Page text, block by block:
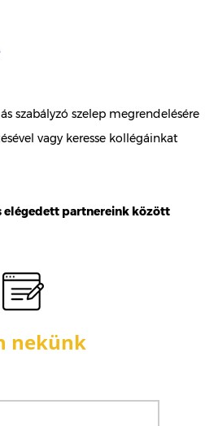
szabályzó szelep megrendelésére
vagy keresse kollégáinkat
elégedett partnereink között
nekünk